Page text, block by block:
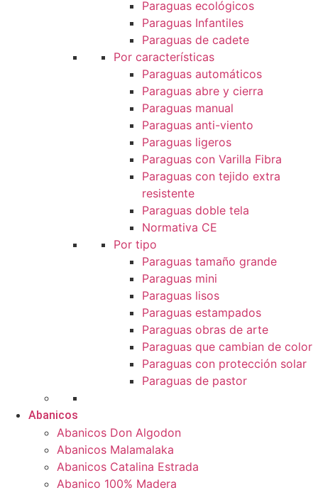
Paraguas ecológicos
Paraguas Infantiles
Paraguas de cadete
Por características
Paraguas automáticos
Paraguas abre y cierra
Paraguas manual
Paraguas anti-viento
Paraguas ligeros
Paraguas con Varilla Fibra
Paraguas con tejido extra
resistente
Paraguas doble tela
Normativa CE
Por tipo
Paraguas tamaño grande
Paraguas mini
Paraguas lisos
Paraguas estampados
Paraguas obras de arte
Paraguas que cambian de color
Paraguas con protección solar
Paraguas de pastor
Abanicos
Abanicos Don Algodon
Abanicos Malamalaka
Abanicos Catalina Estrada
Abanico 100% Madera